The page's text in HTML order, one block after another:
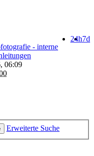
7d
24h
- interne
06:09
Erweiterte Suche